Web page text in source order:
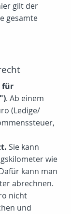
gilt der
gesamte
für
. Ab einem
(Ledige/
Sie kann
wie
kann man
abrechnen.
nicht
und